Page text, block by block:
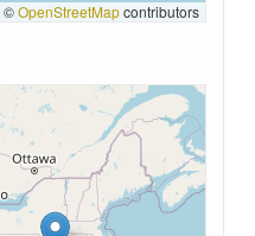
©OpenStreetMapcontributors